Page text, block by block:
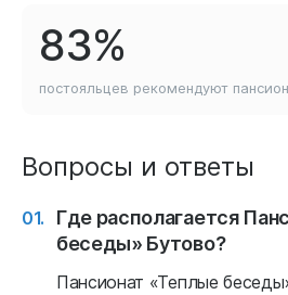
83%
постояльцев рекомендуют
Вопросы и ответы
Где располагается
беседы» Бутово?
Пансионат «Теплые